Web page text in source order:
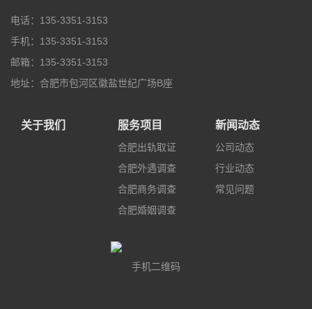
电话：135-3351-3153
手机：135-3351-3153
邮箱：135-3351-3153
地址：合肥市包河区徽盐世纪广场B座
关于我们 服务项目
合肥出轨取证
合肥外遇调查
合肥商务调查
合肥婚姻调查
新闻动态
公司动态
行业动态
常见问题
手机二维码